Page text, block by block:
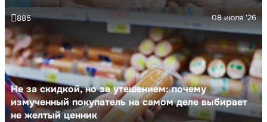
Не за скидкой, но за утешением: почему
измученный покупатель на самом деле выбирает
не желтый ценник
08 июля '26
885